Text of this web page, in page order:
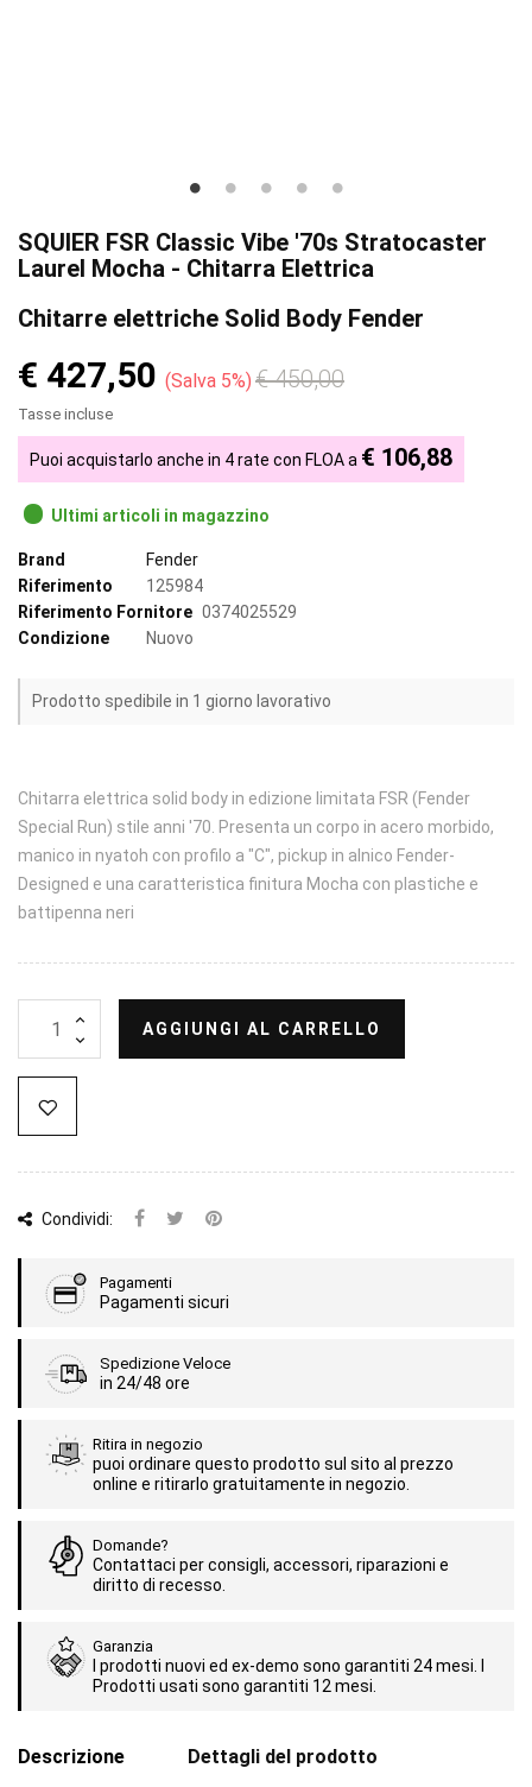
SQUIER FSR Classic Vibe '70s Stratocaster
Laurel Mocha - Chitarra Elettrica
Chitarre elettriche Solid Body Fender
€ 427,50 Salva 5% € 450,00
Tasse incluse
Puoi acquistarlo anche in 4 rate con FLOA a € 106,88
Ultimi articoli in magazzino
Brand
Fender
Riferimento
125984
Riferimento Fornitore 0374025529
Condizione
Nuovo
Prodotto spedibile in 1 giorno lavorativo
Chitarra elettrica solid body in edizione limitata FSR (Fender
Special Run) stile anni '70. Presenta un corpo in acero morbido,
manico in nyatoh con profilo a "C", pickup in alnico Fender-
Designed e una caratteristica finitura Mocha con plastiche e
battipenna neri
AGGIUNGI AL CARRELLO
Condividi:
Pagamenti
Pagamenti sicuri
Spedizione Veloce
in 24/48 ore
Ritira in negozio
puoi ordinare questo prodotto sul sito al prezzo
online e ritirarlo gratuitamente in negozio.
Domande?
Contattaci per consigli, accessori, riparazioni e
diritto di recesso.
Garanzia
I prodotti nuovi ed ex-demo sono garantiti 24 mesi. I
Prodotti usati sono garantiti 12 mesi.
Descrizione Dettagli del prodotto